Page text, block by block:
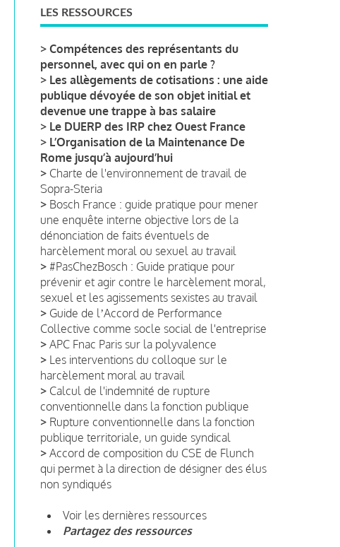
LES RESSOURCES
> Compétences des représentants du
personnel, avec qui on en parle ?
> Les allègements de cotisations : une aide
publique dévoyée de son objet initial et
devenue une trappe à bas salaire
> Le DUERP des IRP chez Ouest France
> L’Organisation de la Maintenance De
Rome jusqu’à aujourd’hui
> Charte de l'environnement de travail de
Sopra-Steria
> Bosch France : guide pratique pour mener
une enquête interne objective lors de la
dénonciation de faits éventuels de
harcèlement moral ou sexuel au travail
> #PasChezBosch : Guide pratique pour
prévenir et agir contre le harcèlement moral,
sexuel et les agissements sexistes au travail
> Guide de lʼAccord de Performance
Collective comme socle social de l'entreprise
> APC Fnac Paris sur la polyvalence
> Les interventions du colloque sur le
harcèlement moral au travail
> Calcul de l'indemnité de rupture
conventionnelle dans la fonction publique
> Rupture conventionnelle dans la fonction
publique territoriale, un guide syndical
> Accord de composition du CSE de Flunch
qui permet à la direction de désigner des élus
non syndiqués
Voir les dernières ressources
Partagez des ressources